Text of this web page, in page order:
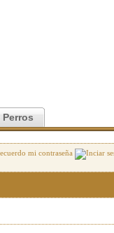
Perros
mi contraseña